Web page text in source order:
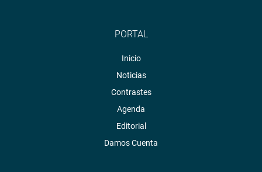
PORTAL
Inicio
Noticias
Contrastes
Agenda
Editorial
Damos Cuenta